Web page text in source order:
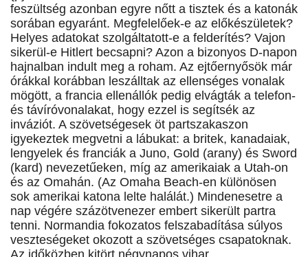
feszültség azonban egyre nőtt a tisztek és a katonák
sorában egyaránt. Megfelelőek-e az előkészületek?
Helyes adatokat szolgáltatott-e a felderítés? Vajon
sikerül-e Hitlert becsapni? Azon a bizonyos D-napon
hajnalban indult meg a roham. Az ejtőernyősök már
órákkal korábban leszálltak az ellenséges vonalak
mögött, a francia ellenállók pedig elvágták a telefon-
és távíróvonalakat, hogy ezzel is segítsék az
inváziót. A szövetségesek öt partszakaszon
igyekeztek megvetni a lábukat: a britek, kanadaiak,
lengyelek és franciák a Juno, Gold (arany) és Sword
(kard) nevezetűeken, míg az amerikaiak a Utah-on
és az Omahán. (Az Omaha Beach-en különösen
sok amerikai katona lelte halálát.) Mindenesetre a
nap végére százötvenezer embert sikerült partra
tenni. Normandia fokozatos felszabadítása súlyos
veszteségeket okozott a szövetséges csapatoknak.